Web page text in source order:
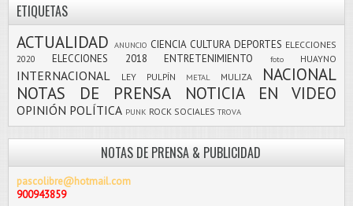
ETIQUETAS
ACTUALIDAD ANUNCIO CIENCIA CULTURA DEPORTES ELECCIONES
2020
ELECCIONES 2018 ENTRETENIMIENTO foto HUAYNO
INTERNACIONAL LEY PULPÍN METAL MULIZA
NACIONAL
NOTAS DE PRENSA
NOTICIA EN VIDEO
OPINIÓN POLÍTICA PUNK ROCK SOCIALES TROVA
NOTAS DE PRENSA & PUBLICIDAD
pascolibre@hotmail.com
900943859